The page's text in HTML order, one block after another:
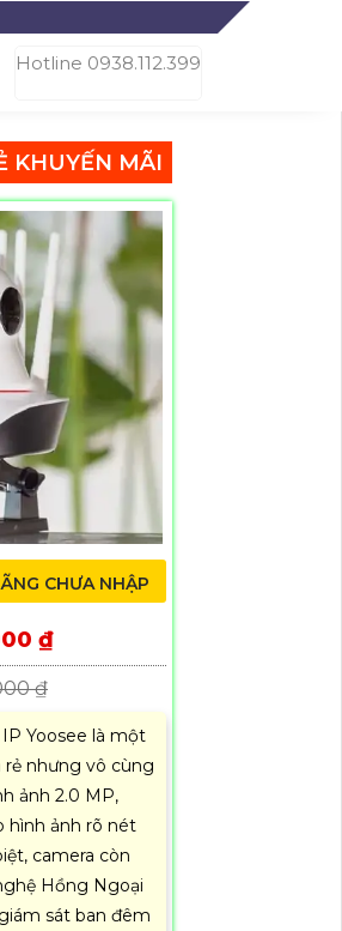
Hotline 0938.112.399
KHUYẾN MÃI
CHƯA NHẬP
₫
₫
Yoosee là một
rẻ nhưng vô cùng
ảnh 2.0 MP,
hình ảnh rõ nét
camera còn
Hồng Ngoại
sát ban đêm